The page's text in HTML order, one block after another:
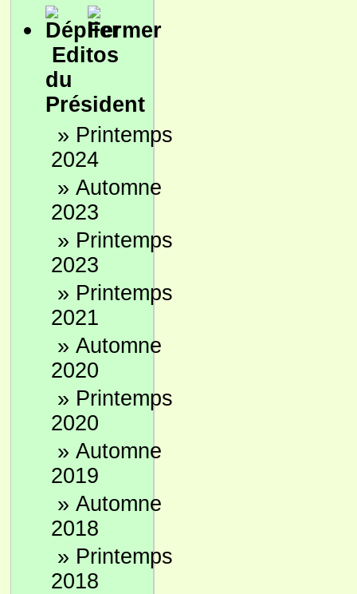
Editos
du
Président
» Printemps
2024
» Automne
2023
» Printemps
2023
» Printemps
2021
» Automne
2020
» Printemps
2020
» Automne
2019
» Automne
2018
» Printemps
2018